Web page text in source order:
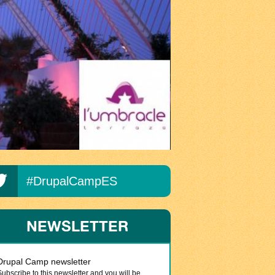
#DrupalCampES
NEWSLETTER
Camp newsletter
to this newsletter and you will be